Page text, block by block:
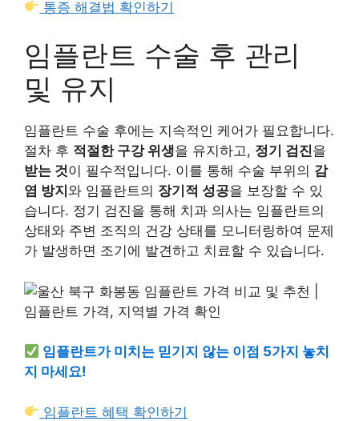
통증 해결법 확인하기
임플란트 수술 후 관리
및 유지
임플란트 수술 후에는 지속적인 케어가 필요합니다.
절차 후 적절한 구강 위생을 유지하고, 정기 검진을
받는 것이 필수적입니다. 이를 통해 수술 부위의 감
염 방지 와 임플란트의 장기적 성공을 보장할 수 있
습니다. 정기 검진을 통해 치과 의사는 임플란트의
상태와 주변 조직의 건강 상태를 모니터링하여 문제
가 발생하면 조기에 발견하고 치료할 수 있습니다.
임플란트가 미치는 믿기지 않는 이점 5가지 놓치
지 마세요!
임플란트 혜택 확인하기